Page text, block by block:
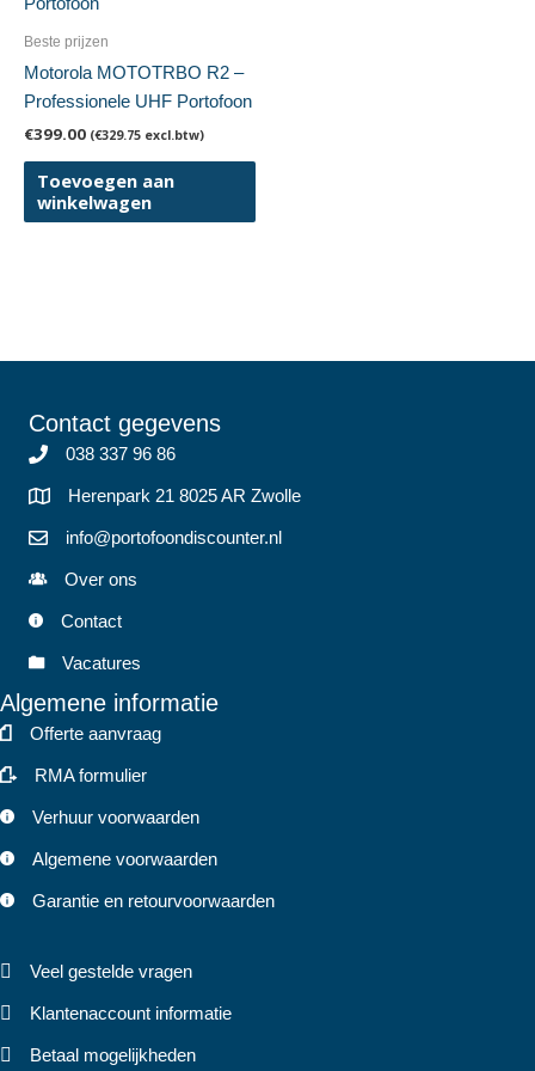
Beste prijzen
Motorola MOTOTRBO R2 –
Professionele UHF Portofoon
€399.00 (€329.75 excl.btw)
Toevoegen aan
winkelwagen
Contact gegevens
038 337 96 86
Herenpark 21 8025 AR Zwolle
info@portofoondiscounter.nl
Over ons
Contact
Vacatures
Algemene informatie
Offerte aanvraag
RMA formulier
Verhuur voorwaarden
Algemene voorwaarden
Garantie en retourvoorwaarden
Veel gestelde vragen
Klantenaccount informatie
Betaal mogelijkheden